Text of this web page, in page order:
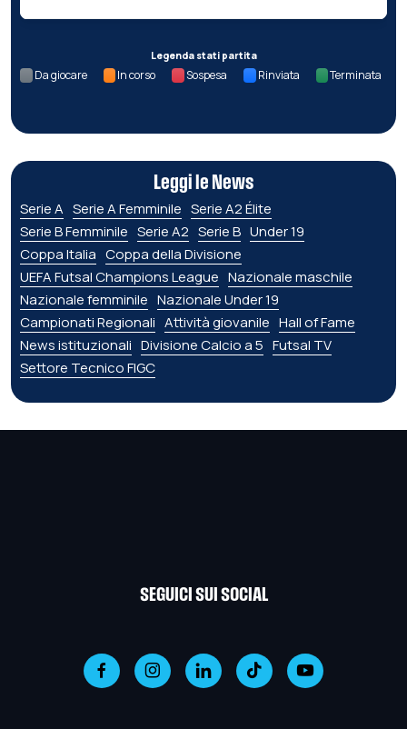
Legenda stati partita
Da giocare In corso Sospesa Rinviata Terminata
Leggi le News
Serie A Serie A Femminile Serie A2 Élite
Serie B Femminile Serie A2 Serie B Under 19
Coppa Italia Coppa della Divisione
UEFA Futsal Champions League Nazionale maschile
Nazionale femminile Nazionale Under 19
Campionati Regionali Attività giovanile Hall of Fame
News istituzionali Divisione Calcio a 5 Futsal TV
Settore Tecnico FIGC
SEGUICI SUI SOCIAL